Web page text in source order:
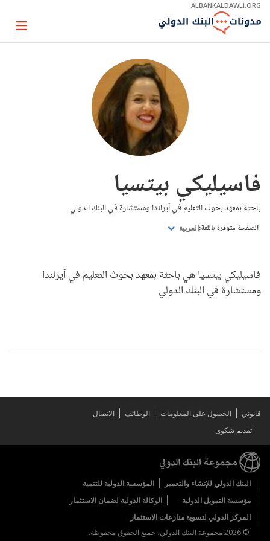
Skip
Main
ALBANKALDAWLI.ORG
Page
فاسيليكي بيتسيا
باحثة بمعهد بحوث التعليم في آيرلندا ومستشارة في البنك الدولي
الصفحة متوفرة باللغة: العربية
فاسيليكي بيتسيا هي باحثة بمعهد بحوث التعليم في آيرلندا
ومستشارة في البنك الدولي
قانوني الحصول على المعلومات الوظائف
الاتصال
تقديم شكوى
البنك الدولي للإنشاء والتعمير
المؤسسة الدولية للتنمية
مؤسسة التمويل الدولية
الوكالة الدولية لضمان الاستثمار
المركز الدولي لتسوية منازعات الاستثمار
© 2026 مجموعة البنك الدولي، جميع الحقوق محفوظة.